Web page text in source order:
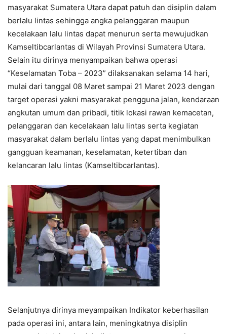
masyarakat Sumatera Utara dapat patuh dan disiplin dalam
berlalu lintas sehingga angka pelanggaran maupun
kecelakaan lalu lintas dapat menurun serta mewujudkan
Kamseltibcarlantas di Wilayah Provinsi Sumatera Utara.
Selain itu dirinya menyampaikan bahwa operasi
“Keselamatan Toba – 2023” dilaksanakan selama 14 hari,
mulai dari tanggal 08 Maret sampai 21 Maret 2023 dengan
target operasi yakni masyarakat pengguna jalan, kendaraan
angkutan umum dan pribadi, titik lokasi rawan kemacetan,
pelanggaran dan kecelakaan lalu lintas serta kegiatan
masyarakat dalam berlalu lintas yang dapat menimbulkan
gangguan keamanan, keselamatan, ketertiban dan
kelancaran lalu lintas (Kamseltibcarlantas).
Selanjutnya dirinya meyampaikan Indikator keberhasilan
pada operasi ini, antara lain, meningkatnya disiplin